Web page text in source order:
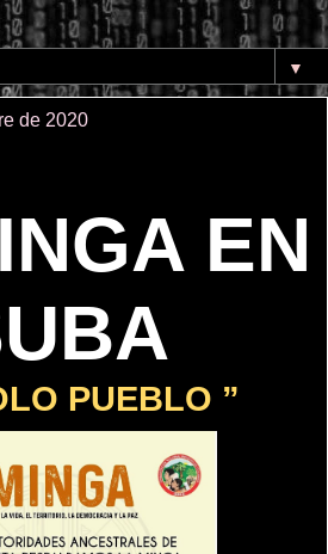
▼
de 2020
EN
PUEBLO ”